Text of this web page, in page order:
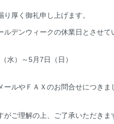
厚く御礼申し上げます。
デンウィークの休業日とさせて
水）～5月7日（日）
ールやＦＡＸのお問合せにつき
ご理解の上、ご了承いただきま